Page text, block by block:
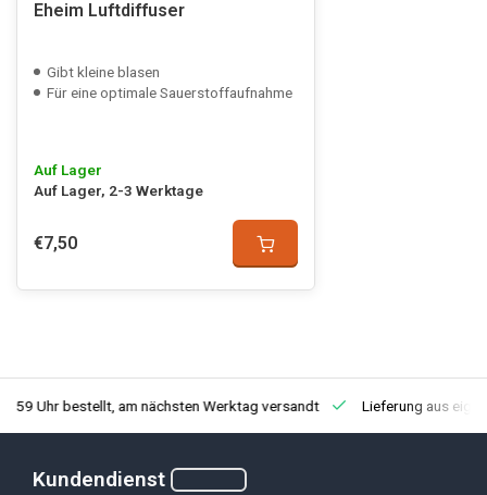
Eheim Luftdiffuser
Gibt kleine blasen
Für eine optimale Sauerstoffaufnahme
Auf Lager
Auf Lager, 2-3 Werktage
€7,50
Uhr bestellt, am nächsten Werktag versandt Lieferung aus
Kundendienst